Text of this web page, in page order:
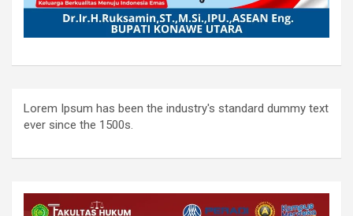
Lorem Ipsum has been the industry's standard dummy text
ever since the 1500s.